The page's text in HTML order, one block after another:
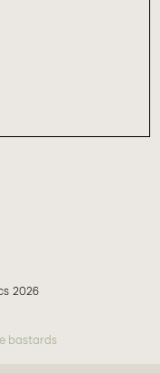
2026
bastards